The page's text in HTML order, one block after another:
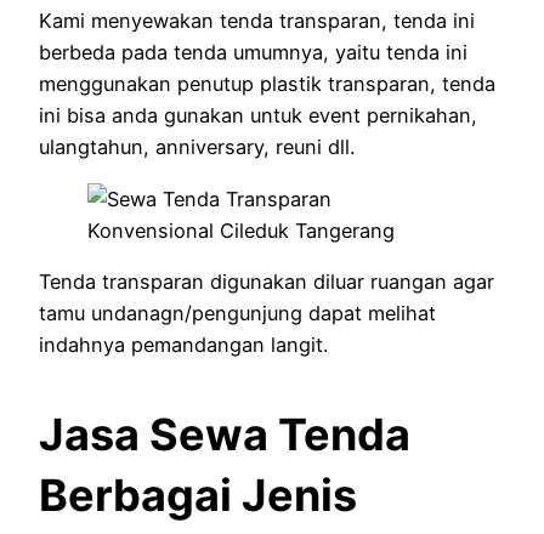
Kami menyewakan tenda transparan, tenda ini
berbeda pada tenda umumnya, yaitu tenda ini
menggunakan penutup plastik transparan, tenda
ini bisa anda gunakan untuk event pernikahan,
ulangtahun, anniversary, reuni dll.
Tenda transparan digunakan diluar ruangan agar
tamu undanagn/pengunjung dapat melihat
indahnya pemandangan langit.
Jasa Sewa Tenda
Berbagai Jenis